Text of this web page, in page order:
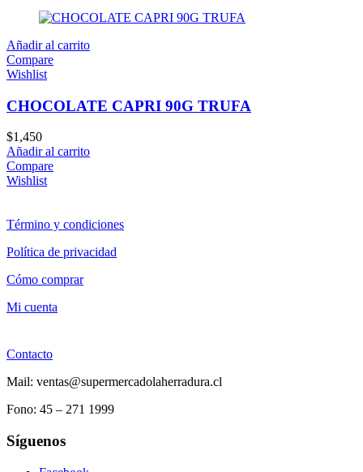
Añadir al carrito
Compare
Wishlist
CHOCOLATE CAPRI 90G TRUFA
$1,450
Añadir al carrito
Compare
Wishlist
Término y condiciones
Política de privacidad
Cómo comprar
Mi cuenta
Contacto
Mail: ventas@supermercadolaherradura.cl
Fono: 45 – 271 1999
Síguenos